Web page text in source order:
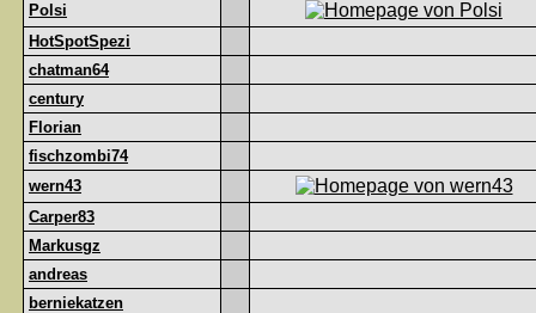
Polsi
HotSpotSpezi
chatman64
century
Florian
fischzombi74
wern43
Carper83
Markusgz
andreas
berniekatzen